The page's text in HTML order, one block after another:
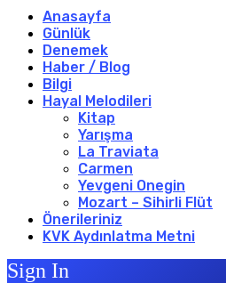
Anasayfa
Günlük
Denemek
Haber / Blog
Bilgi
Hayal Melodileri
Kitap
Yarışma
La Traviata
Carmen
Yevgeni Onegin
Mozart – Sihirli Flüt
Önerileriniz
KVK Aydınlatma Metni
Sign In